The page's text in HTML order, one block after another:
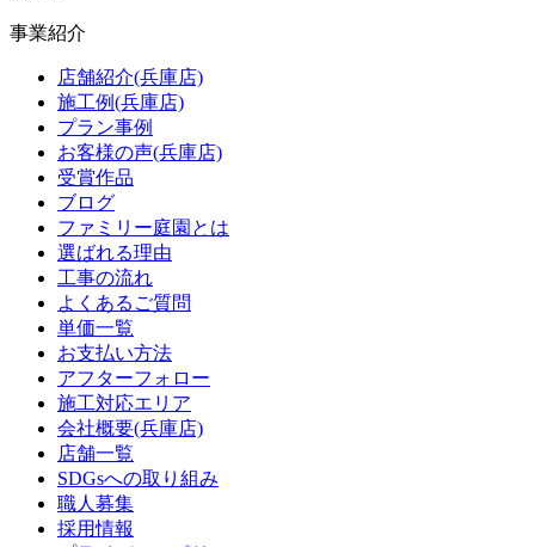
事業紹介
店舗紹介(兵庫店)
施工例(兵庫店)
プラン事例
お客様の声(兵庫店)
受賞作品
ブログ
ファミリー庭園とは
選ばれる理由
工事の流れ
よくあるご質問
単価一覧
お支払い方法
アフターフォロー
施工対応エリア
会社概要(兵庫店)
店舗一覧
SDGsへの取り組み
職人募集
採用情報